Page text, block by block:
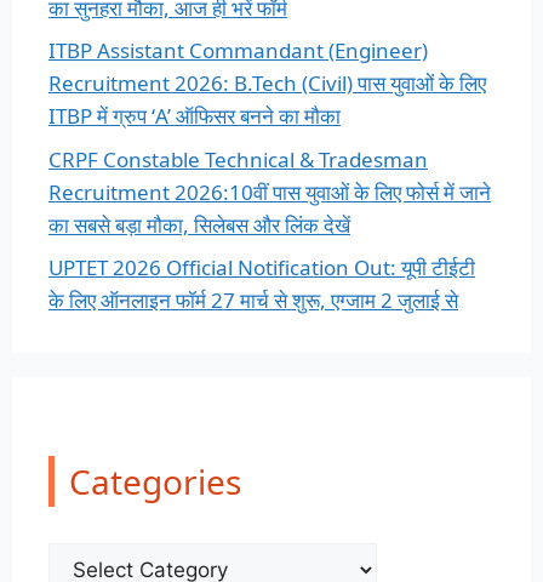
का सुनहरा मौका, आज ही भरें फॉर्म
ITBP Assistant Commandant (Engineer)
Recruitment 2026: B.Tech (Civil) पास युवाओं के लिए
ITBP में ग्रुप ‘A’ ऑफिसर बनने का मौका
CRPF Constable Technical & Tradesman
Recruitment 2026:10वीं पास युवाओं के लिए फोर्स में जाने
का सबसे बड़ा मौका, सिलेबस और लिंक देखें
UPTET 2026 Official Notification Out: यूपी टीईटी
के लिए ऑनलाइन फॉर्म 27 मार्च से शुरू, एग्जाम 2 जुलाई से
Categories